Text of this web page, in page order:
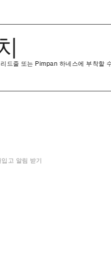
드줄 또는 Pimpan 하네스에 부착할
고 알림 받기